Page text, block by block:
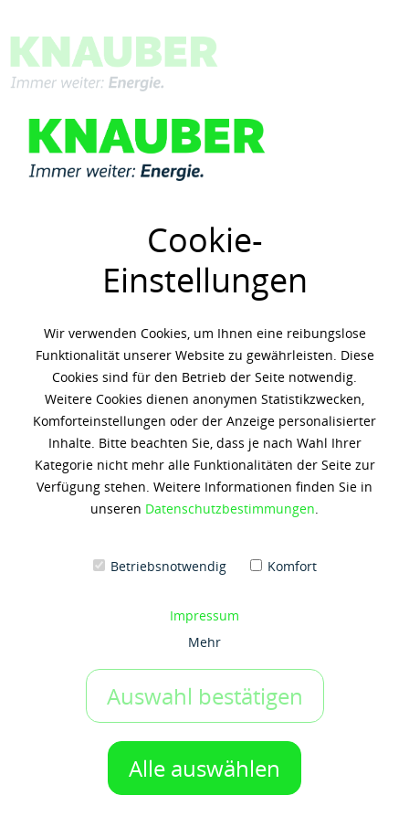
Cookie-
Einstellungen
Wir verwenden Cookies, um Ihnen eine reibungslose
Funktionalität unserer Website zu gewährleisten. Diese
Cookies sind für den Betrieb der Seite notwendig.
Weitere Cookies dienen anonymen Statistikzwecken,
Komforteinstellungen oder der Anzeige personalisierter
Inhalte. Bitte beachten Sie, dass je nach Wahl Ihrer
Kategorie nicht mehr alle Funktionalitäten der Seite zur
Verfügung stehen. Weitere Informationen finden Sie in
unseren Datenschutzbestimmungen.
Betriebsnotwendig Komfort
Impressum
Mehr
Auswahl bestätigen
Alle auswählen
Menü
Übersicht AdBlue®
ADBLUE PUMPSET COMFORT
824,72 € *
Inhalt: 1 Liter
x4417
IN DEN WARENKORB
Das Komplettpaket für den IBC-Behälter: 230 V Pumpe, 6m
Schlauch, automatische Zapfpistole,... mehr